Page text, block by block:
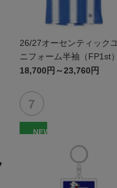
26/27オーセンティックユ
ニフォーム半袖（FP1st）
18,700円～23,760円
NEW